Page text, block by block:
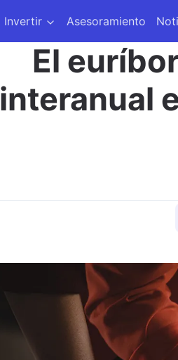
Invertir Asesoramiento
El
interanual